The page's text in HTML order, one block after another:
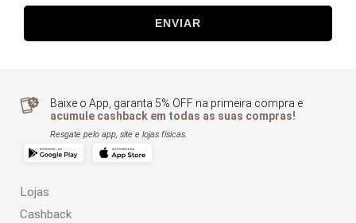
ENVIAR
Baixe o App, garanta 5% OFF na primeira compra e
acumule cashback em todas as suas compras!
Resgate pelo app, site e lojas físicas.
Lojas
Cashback